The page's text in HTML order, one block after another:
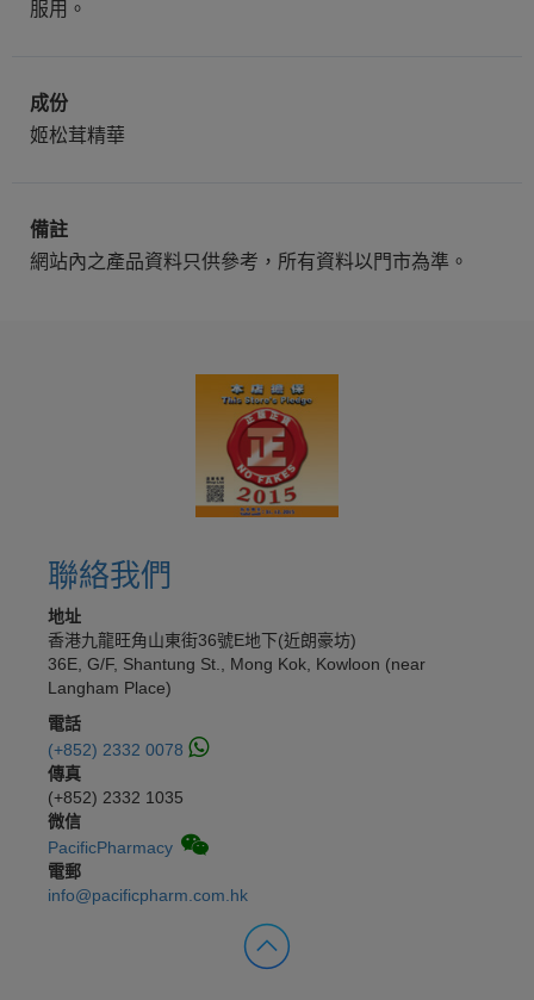
服用。
成份
姬松茸精華
備註
網站內之產品資料只供參考，所有資料以門市為準。
聯絡我們
地址
香港九龍旺角山東街36號E地下(近朗豪坊)
36E, G/F, Shantung St., Mong Kok, Kowloon (near
Langham Place)
電話
(+852) 2332 0078
傳真
(+852) 2332 1035
微信
PacificPharmacy
電郵
info@pacificpharm.com.hk